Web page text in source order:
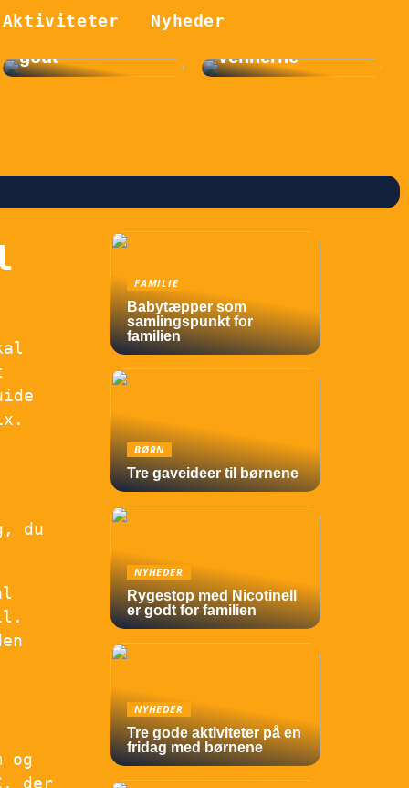
Aktiviteter Nyheder
sørge for, at dit
godt
cykelferie
vennerne
du
og
der
FAMILIE
Babytæpper som
samlingspunkt for
familien
BØRN
Tre gaveideer til børnene
NYHEDER
Rygestop med Nicotinell
er godt for familien
NYHEDER
Tre gode aktiviteter på en
fridag med børnene